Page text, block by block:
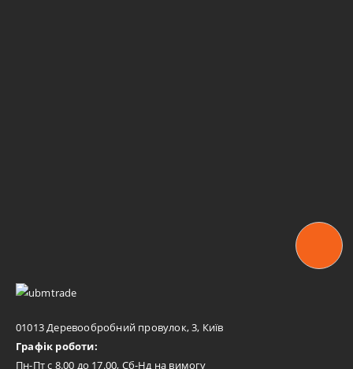
01013 Деревообробний провулок, 3, Київ
Графік роботи:
Пн-Пт с 8.00 до 17.00, Сб-Нд на вимогу